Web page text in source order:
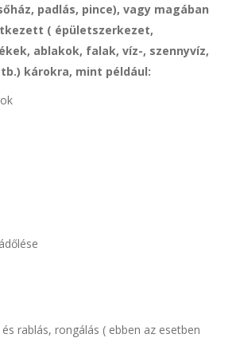
padlás, pince), vagy magában
( épületszerkezet,
ablakok, falak, víz-, szennyvíz,
károkra, mint például:
rablás, rongálás ( ebben az esetben